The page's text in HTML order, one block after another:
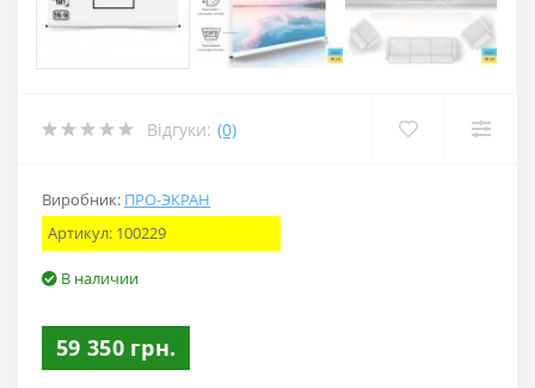
Відгуки: (0)
Виробник: ПРО-ЭКРАН
Артикул: 100229
В наличии
59 350 грн.